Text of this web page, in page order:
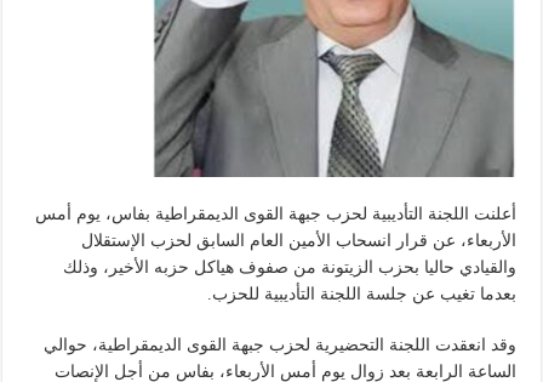
أعلنت اللجنة التأديبية لحزب جبهة القوى الديمقراطية بفاس، يوم أمس
الأربعاء، عن قرار انسحاب الأمين العام السابق لحزب الإستقلال
والقيادي حاليا بحزب الزيتونة من صفوف هياكل حزبه الأخير، وذلك
بعدما تغيب عن جلسة اللجنة التأديبية للحزب.
وقد انعقدت اللجنة التحضيرية لحزب جبهة القوى الديمقراطية، حوالي
الساعة الرابعة بعد زوال يوم أمس الأربعاء، بفاس من أجل الإنصات